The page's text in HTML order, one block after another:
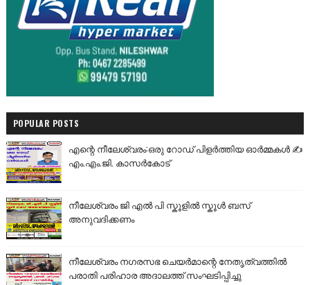
POPULAR POSTS
എന്റെ നീലേശ്വരം:ഒരു റോഡ് പിളർത്തിയ ഓർമ്മകൾ ✍️
എം.എം.ജി. കാസർകോട്
നീലേശ്വരം ജി എൽ പി സ്കൂളിൽ സ്കൂൾ ബസ്
അനുവദിക്കണം
നീലേശ്വരം നഗരസഭ ചെയർമാന്റെ നേതൃത്വത്തിൽ
പരാതി പരിഹാര അദാലത്ത് സംഘടിപ്പിച്ചു